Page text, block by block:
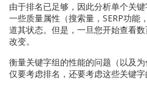
由于排名已足够，因此分析单个关
一些质量属性（搜索量，SERP功能
道其状态。但是，一旦您开始查看
改变。
衡量关键字组的性能的问题（以及
仅要考虑排名，还要考虑这些关键字